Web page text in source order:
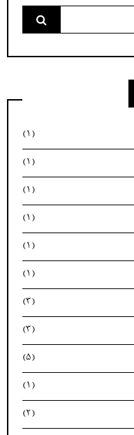
(1)
(1)
(1)
(1)
(1)
(1)
(3)
(3)
(5)
(1)
(2)